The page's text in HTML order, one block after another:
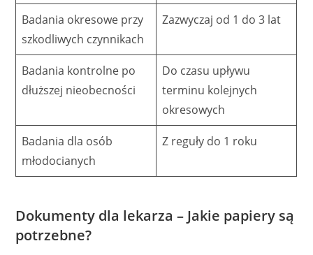
Badania okresowe przy
szkodliwych czynnikach
Zazwyczaj od 1 do 3 lat
Badania kontrolne po
dłuższej nieobecności
Do czasu upływu
terminu kolejnych
okresowych
Badania dla osób
młodocianych
Z reguły do 1 roku
Dokumenty dla lekarza – Jakie papiery są
potrzebne?